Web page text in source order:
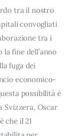
tra il nostro
convogliati
tra i
fine dell’anno
fuga dei
economico-
possibilità è
Svizzera, Oscar
che il 21